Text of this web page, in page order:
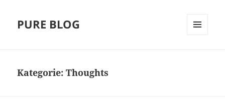
PURE BLOG
Kategorie:Thoughts